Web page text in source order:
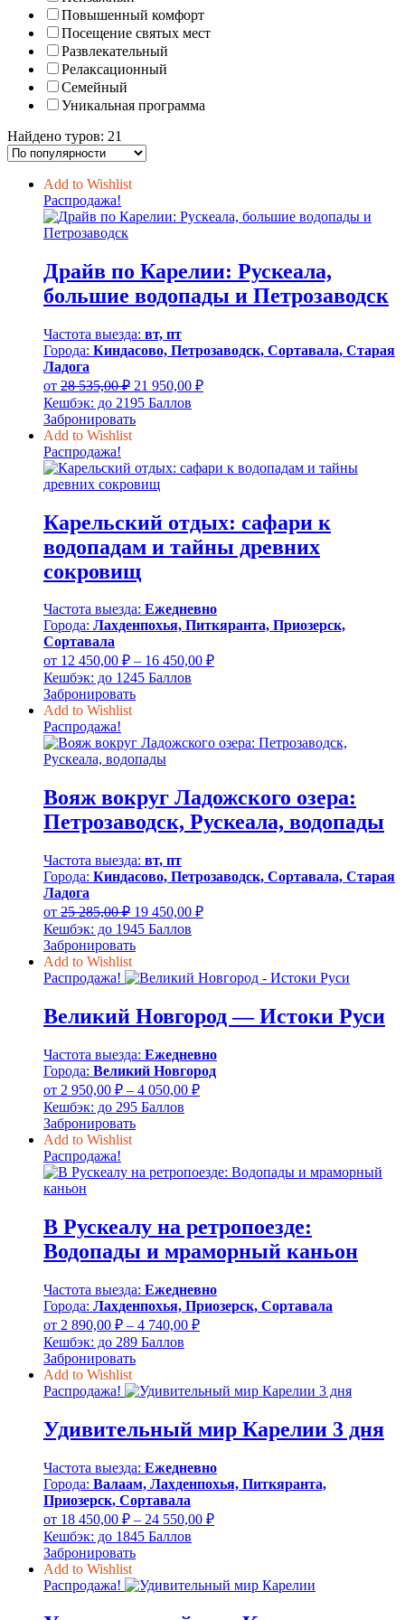
Повышенный комфорт
Посещение святых мест
Развлекательный
Релаксационный
Семейный
Уникальная программа
Найдено туров: 21
Add to Wishlist
Распродажа!
Драйв по Карелии: Рускеала,
большие водопады и Петрозаводск
Частота выезда: вт, пт
Города: Киндасово, Петрозаводск, Сортавала, Старая
Ладога
от 28 535,00₽ Первоначальная
цена
составляла
28
21 950,00 ₽Текущая
Кешбэк: до 2195 Баллов
Забронировать
Add to Wishlist
Распродажа!
Карельский отдых: сафари к
водопадам и тайны древних
сокровищ
Частота выезда: Ежедневно
Города: Лахденпохья, Питкяранта, Приозерск,
Сортавала
от 12 450,00 ₽ – 16 450,00 ₽Диапазон
16
Кешбэк: до 1245 Баллов
Забронировать
Add to Wishlist
Распродажа!
Вояж вокруг Ладожского озера:
Петрозаводск, Рускеала, водопады
Частота выезда: вт, пт
Города: Киндасово, Петрозаводск, Сортавала, Старая
Ладога
от 25 285,00₽ Первоначальная
цена
составляла
25
285,00 ₽.
19 450,00 ₽Текущая
Кешбэк: до 1945 Баллов
Забронировать
Add to Wishlist
Распродажа!
Великий Новгород — Истоки Руси
Частота выезда: Ежедневно
Города: Великий Новгород
от 2 950,00 ₽ – 4 050,00 ₽Диапазон
4
Кешбэк: до 295 Баллов
Забронировать
Add to Wishlist
Распродажа!
В Рускеалу на ретропоезде:
Водопады и мраморный каньон
Частота выезда: Ежедневно
Города: Лахденпохья, Приозерск, Сортавала
от 2 890,00 ₽ – 4 740,00 ₽Диапазон
–
740,00 ₽
Кешбэк: до 289 Баллов
Забронировать
Add to Wishlist
Распродажа!
Удивительный мир Карелии 3 дня
Частота выезда: Ежедневно
Города: Валаам, Лахденпохья, Питкяранта,
Приозерск, Сортавала
от 18 450,00 ₽ – 24 550,00 ₽Диапазон
–
Кешбэк: до 1845 Баллов
Забронировать
Add to Wishlist
Распродажа!